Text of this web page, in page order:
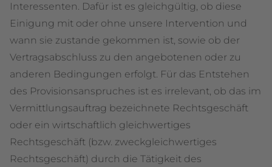
Interessenten. Dafür ist es gleichgültig, ob diese
Einigung mit oder ohne unsere Intervention und
wann sie zustande gekommen ist, sowie ob der
Vertragsabschluss zu den angebotenen oder zu
anderen Bedingungen erfolgt. Für das Entstehen
des Provisionsanspruches ist es irrelevant, ob das im
Vermittlungsauftrag bezeichnete Rechtsgeschäft
oder ein wirtschaftlich gleichwertiges
Rechtsgeschäft (bzw. zweckgleichwertiges
Rechtsgeschäft) durch die Tätigkeit des